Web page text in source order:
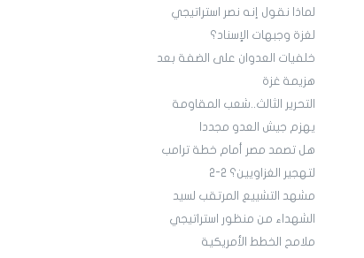
لماذا نقول إنه نصر استراتيجي
لغزة وجبهات الإسناد؟
خلفيات العدوان على الضفة بعد
هزيمة غزة
التحرير الثالث..شعب المقاومة
يهزم جيش العدو مجددا
هل تصمد مصر أمام خطة ترامب
لتهجير الغزاويين؟ 2-2
مشهد التشييع المرتقب لسيد
الشهداء من منظور استراتيجي
ملامح الخطط الأمريكية